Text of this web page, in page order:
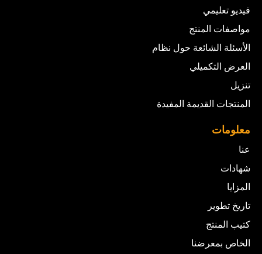
فيديو تعليمي
مواصفات المنتج
الأسئلة الشائعة حول نظام
العرض التكميلي
تنزيل
المنتجات القديمة المفيدة
معلومات
عنا
شهادات
المزايا
تاريخ تطوير
كتيب المنتج
الخاص بمعرضنا